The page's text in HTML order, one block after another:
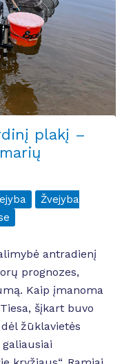
plakį –
Žvejyba
antradienį
prognozes,
Kaip įmanoma
šįkart buvo
žūklavietės